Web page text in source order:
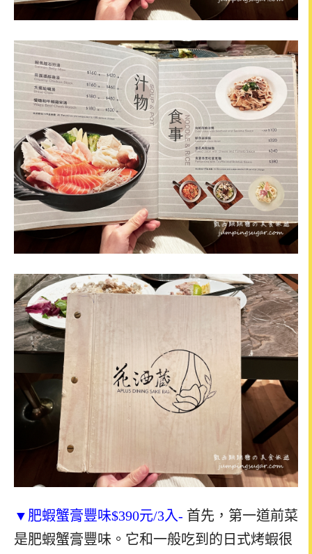
▼肥蝦蟹膏豐味$390元/3入- 首先，第一道前菜
是肥蝦蟹膏豐味。它和一般吃到的日式烤蝦很